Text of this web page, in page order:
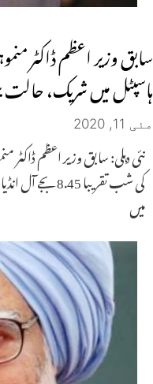
سابق وزیر اعظم ڈاکٹر
ہاسپٹل میں شریک، حالت
مئی 11, 2020
نئی دہلی: سابق وزیر اعظم ڈاکٹر
کی شب تقریبا
میں